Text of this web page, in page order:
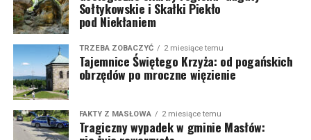
Sołtykowskie i Skałki Piekło
pod Niekłaniem
TRZEBA ZOBACZYĆ 2 miesiące temu
Tajemnice Świętego Krzyża: od pogańskich
obrzędów po mroczne więzienie
FAKTY Z MASŁOWA 2 miesiące temu
Tragiczny wypadek w gminie Masłów: